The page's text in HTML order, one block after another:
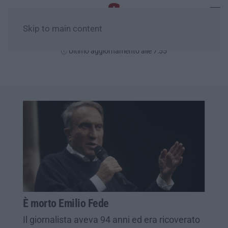
Skip to main content
Ultimo aggiornamento alle 7:55
È morto Emilio Fede
Il giornalista aveva 94 anni ed era ricoverato